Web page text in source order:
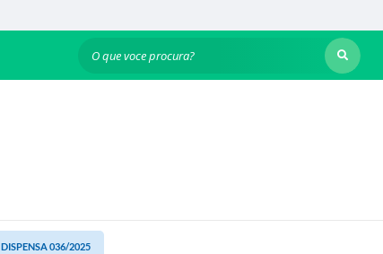
O que voce procura?
DISPENSA 036/2025